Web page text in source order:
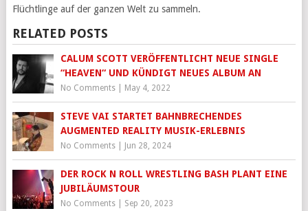
Flüchtlinge auf der ganzen Welt zu sammeln.
RELATED POSTS
CALUM SCOTT VERÖFFENTLICHT NEUE SINGLE
“HEAVEN“ UND KÜNDIGT NEUES ALBUM AN
No Comments| May 4, 2022
STEVE VAI STARTET BAHNBRECHENDES
AUGMENTED REALITY MUSIK-ERLEBNIS
No Comments| Jun 28, 2024
DER ROCK N ROLL WRESTLING BASH PLANT EINE
JUBILÄUMSTOUR
No Comments| Sep 20, 2023